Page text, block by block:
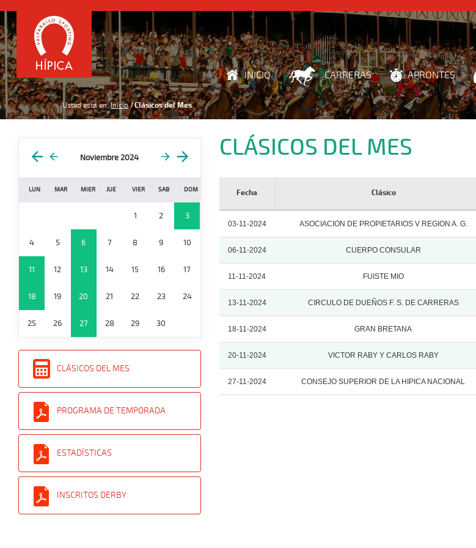
INICIO CARRERAS APRONTES
Usted está en: Inicio Clásicos del Mes
Noviembre 2024
LUN MAR MIER JUE VIER SAB DOM
1 2 3
4 5 6 7 8 9 10
11 12 13 14 15 16 17
18 19 20 21 22 23 24
25 26 27 28 29 30
CLÁSICOS DEL MES
PROGRAMA DE TEMPORADA
ESTADÍSTICAS
INSCRITOS DERBY
CLÁSICOS DEL MES
Fecha Clásico
03-11-2024 ASOCIACION DE PROPIETARIOS V REGION A. G.
06-11-2024 CUERPO CONSULAR
11-11-2024 FUISTE MIO
13-11-2024 CIRCULO DE DUEÑOS F. S. DE CARRERAS
18-11-2024 GRAN BRETANA
20-11-2024 VICTOR RABY Y CARLOS RABY
27-11-2024 CONSEJO SUPERIOR DE LA HIPICA NACIONAL